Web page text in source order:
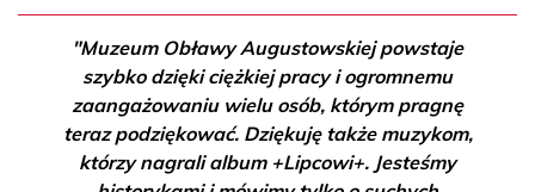
"Muzeum Obławy Augustowskiej powstaje
szybko dzięki ciężkiej pracy i ogromnemu
zaangażowaniu wielu osób, którym pragnę
teraz podziękować. Dziękuję także muzykom,
którzy nagrali album +Lipcowi+. Jesteśmy